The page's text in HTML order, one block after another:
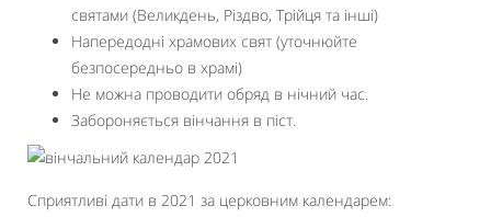
святами (Великдень, Різдво, Трійця та інші)
Напередодні храмових свят (уточнюйте
безпосередньо в храмі)
Не можна проводити обряд в нічний час.
Забороняється вінчання в піст.
Сприятливі дати в 2021 за церковним календарем: